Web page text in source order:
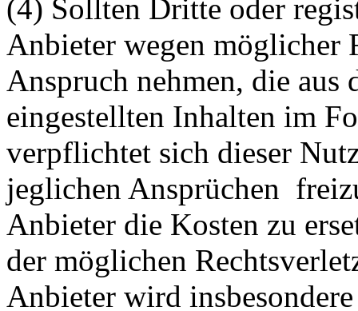
(4) Sollten Dritte oder
Anbieter wegen möglicher
Anspruch nehmen, die aus
eingestellten Inhalten im
verpflichtet sich dieser
jeglichen Ansprüchen
Anbieter die Kosten zu
der möglichen
Anbieter wird